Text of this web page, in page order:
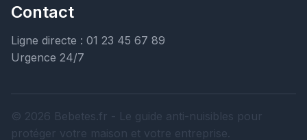
Contact
Ligne directe : 01 23 45 67 89
Urgence 24/7
© 2026 Bebetes.fr - Le guide anti-nuisibles pour
protéger votre maison et votre entreprise.